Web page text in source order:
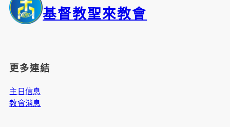
基督教聖來教會
更多連結
主日信息
教會消息